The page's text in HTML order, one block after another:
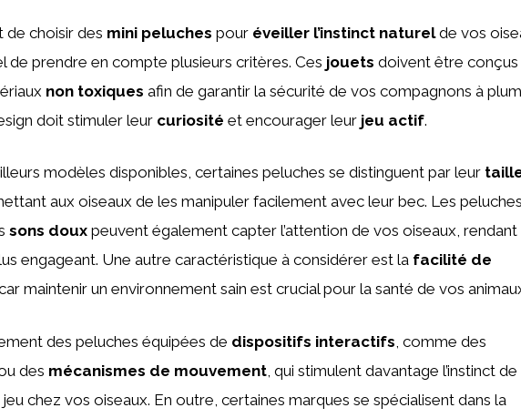
de choisir des mini peluches pour éveiller l’instinct naturelde vos
de prendre en compte plusieurs critères. Ces jouets doivent être conçus
non toxiques afin de garantir la sécurité de vos compagnons à
doit stimuler leur curiosité et encourager leur jeu actif.
modèles disponibles, certaines peluches se distinguent par leur
aux oiseaux de les manipuler facilement avec leur bec. Les
sons doux peuvent également capter l’attention de vos oiseaux, rendant
engageant. Une autre caractéristique à considérer est la facilité de
maintenir un environnement sain est crucial pour la santé de vos
des peluches équipées de dispositifs interactifs , comme des
des mécanismes de mouvement , qui stimulent davantage l’instinct de
chez vos oiseaux. En outre, certaines marques se spécialisent dans la